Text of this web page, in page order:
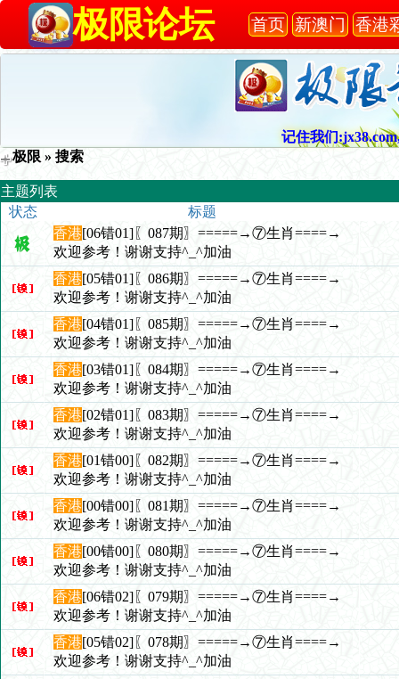
极限论坛 首页 新澳门 香港
记住我们
极限 » 搜索
主题列表
状态
标题
香港[06错01]〖087期〗=====→⑦生肖====→
欢迎参考！谢谢支持^_^加油
香港[05错01]〖086期〗=====→⑦生肖====→
欢迎参考！谢谢支持^_^加油
香港[04错01]〖085期〗=====→⑦生肖====→
欢迎参考！谢谢支持^_^加油
香港[03错01]〖084期〗=====→⑦生肖====→
欢迎参考！谢谢支持^_^加油
香港[02错01]〖083期〗=====→⑦生肖====→
欢迎参考！谢谢支持^_^加油
香港[01错00]〖082期〗=====→⑦生肖====→
欢迎参考！谢谢支持^_^加油
香港[00错00]〖081期〗=====→⑦生肖====→
欢迎参考！谢谢支持^_^加油
香港[00错00]〖080期〗=====→⑦生肖====→
欢迎参考！谢谢支持^_^加油
香港[06错02]〖079期〗=====→⑦生肖====→
欢迎参考！谢谢支持^_^加油
香港[05错02]〖078期〗=====→⑦生肖====→
欢迎参考！谢谢支持^_^加油